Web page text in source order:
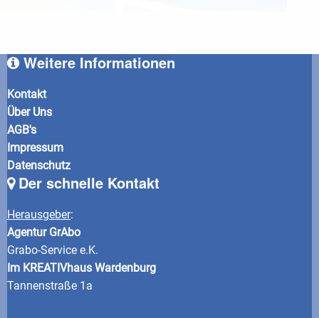
Weitere Informationen
Kontakt
Über Uns
AGB's
Impressum
Datenschutz
Der schnelle Kontakt
Herausgeber:
Agentur GrAbo
Grabo-Service e.K.
Im KREATIVhaus Wardenburg
Tannenstraße 1a